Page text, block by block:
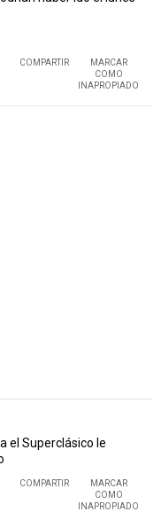
COMPARTIR
MARCAR
COMO
INAPROPIADO
el Superclásico le
COMPARTIR
MARCAR
COMO
INAPROPIADO